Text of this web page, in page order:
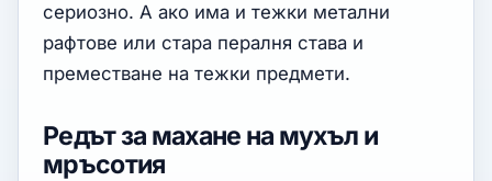
сериозно. А ако има и тежки метални
рафтове или стара пералня става и
преместване на тежки предмети.
Редът за махане на мухъл и
мръсотия